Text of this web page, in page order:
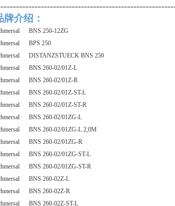
牌介绍：
BNS 250-12ZG
BPS 250
DISTANZSTUECK BNS 250
BNS 260-02/01Z-L
BNS 260-02/01Z-R
BNS 260-02/01Z-ST-L
BNS 260-02/01Z-ST-R
BNS 260-02/01ZG-L
BNS 260-02/01ZG-L 2,0M
BNS 260-02/01ZG-R
BNS 260-02/01ZG-ST-L
BNS 260-02/01ZG-ST-R
BNS 260-02Z-L
BNS 260-02Z-R
BNS 260-02Z-ST-L